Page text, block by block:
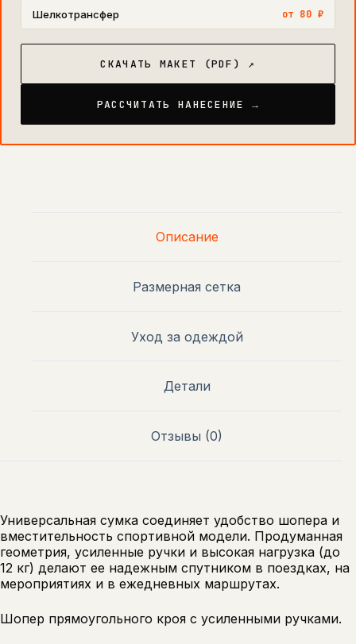
Шелкотрансфер от 80 ₽
СКАЧАТЬ МАКЕТ (PDF) ↗
РАССЧИТАТЬ НАНЕСЕНИЕ →
Описание
Размерная сетка
Уход за одеждой
Детали
Отзывы (0)
Универсальная сумка соединяет удобство шопера и
вместительность спортивной модели. Продуманная
геометрия, усиленные ручки и высокая нагрузка (до
12 кг) делают ее надежным спутником в поездках, на
мероприятиях и в ежедневных маршрутах.
Шопер прямоугольного кроя с усиленными ручками.